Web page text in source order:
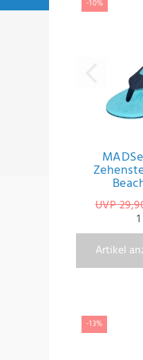
-10%
UVP
1
Artikel
-13%